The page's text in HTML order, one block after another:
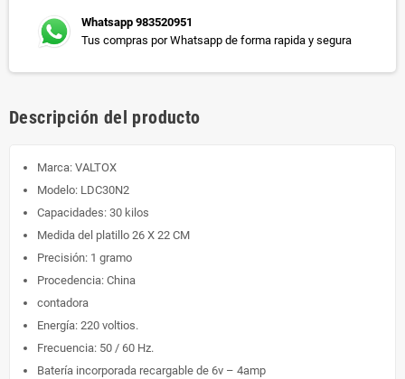
Whatsapp 983520951
Tus compras por Whatsapp de forma rapida y segura
Descripción del producto
Marca: VALTOX
Modelo: LDC30N2
Capacidades: 30 kilos
Medida del platillo 26 X 22 CM
Precisión: 1 gramo
Procedencia: China
contadora
Energía: 220 voltios.
Frecuencia: 50 / 60 Hz.
Batería incorporada recargable de 6v – 4amp